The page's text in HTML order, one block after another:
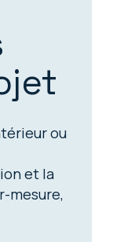
ou
et la
mesure,